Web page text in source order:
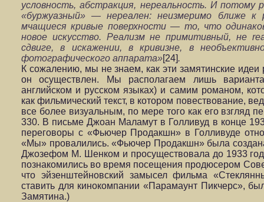
условность, абстракция, нереальность. И потому
«буржуазный» — нереален: неизмеримо ближе к
мчащиеся кривые поверхности — то, что
новое искусство. Реализм не примитивный, не
сдвиге, в искажении, в кривизне, в
фотографического аппарата»[24].
К сожалению, мы не знаем, как эти замятинские
он осуществлен. Мы располагаем лишь
английском и русском языках) и самим романом,
как фильмический текст, в котором повествование,
все более визуальным, по мере того как его взгляд
330. В письме Джоан Маламут в Голливуд в конце
переговоры с «Фьючер Продакшн» в Голливуде
«Мы» провалились. «Фьючер Продакшн» была
Джозефом М. Шенком и просуществовала до 1933
познакомились во время посещения продюсером
что эйзенштейновский замысел фильма
ставить для кинокомпании «Парамаунт Пикчерс»,
Замятина.)